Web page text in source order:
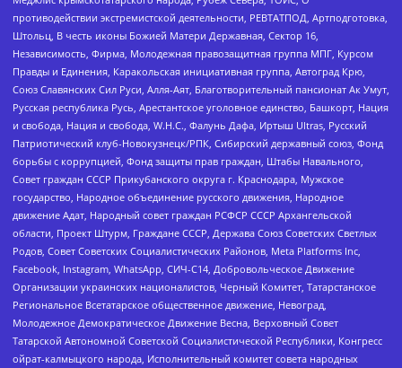
противодействии экстремистской деятельности, РЕВТАТПОД, Артподготовка,
Штольц, В честь иконы Божией Матери Державная, Сектор 16,
Независимость, Фирма, Молодежная правозащитная группа МПГ, Курсом
Правды и Единения, Каракольская инициативная группа, Автоград Крю,
Союз Славянских Сил Руси, Алля-Аят, Благотворительный пансионат Ак Умут,
Русская республика Русь, Арестантское уголовное единство, Башкорт, Нация
и свобода, Нация и свобода, W.H.С., Фалунь Дафа, Иртыш Ultras, Русский
Патриотический клуб-Новокузнецк/РПК, Сибирский державный союз, Фонд
борьбы с коррупцией, Фонд защиты прав граждан, Штабы Навального,
Совет граждан СССР Прикубанского округа г. Краснодара, Мужское
государство, Народное объединение русского движения, Народное
движение Адат, Народный совет граждан РСФСР СССР Архангельской
области, Проект Штурм, Граждане СССР, Держава Союз Советских Светлых
Родов, Совет Советских Социалистических Районов, Meta Platforms Inc,
Facebook, Instagram, WhatsApp, СИЧ-С14, Добровольческое Движение
Организации украинских националистов, Черный Комитет, Татарстанское
Региональное Всетатарское общественное движение, Невоград,
Молодежное Демократическое Движение Весна, Верховный Совет
Татарской Автономной Советской Социалистической Республики, Конгресс
ойрат-калмыцкого народа, Исполнительный комитет совета народных